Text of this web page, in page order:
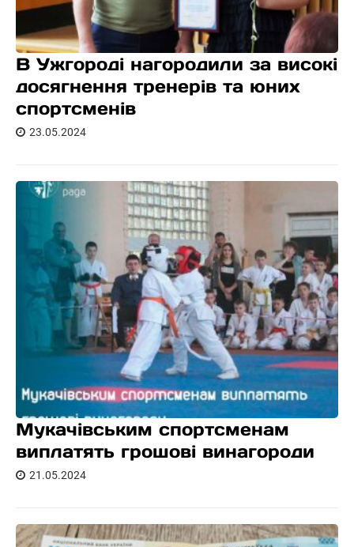
В Ужгороді нагородили за високі
досягнення тренерів та юних
спортсменів
23.05.2024
Мукачівським спортсменам
виплатять грошові винагороди
21.05.2024